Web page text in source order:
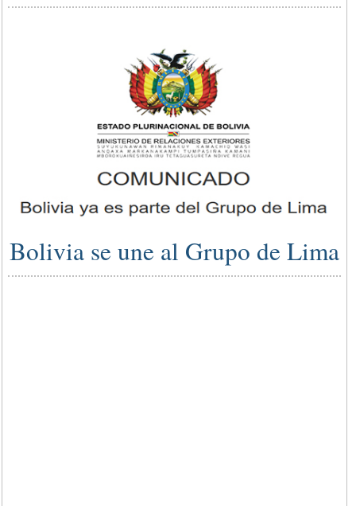
Bolivia se une al Grupo de Lima